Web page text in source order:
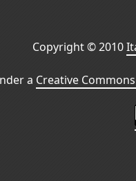
Copyright © 2010
a Creative